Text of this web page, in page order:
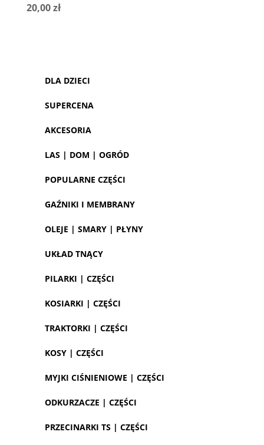
20,00zł
DLA DZIECI
SUPERCENA
AKCESORIA
LAS | DOM | OGRÓD
POPULARNE CZĘŚCI
GAŹNIKI I MEMBRANY
OLEJE | SMARY | PŁYNY
UKŁAD TNĄCY
PILARKI | CZĘŚCI
KOSIARKI | CZĘŚCI
TRAKTORKI | CZĘŚCI
KOSY | CZĘŚCI
MYJKI CIŚNIENIOWE | CZĘŚCI
ODKURZACZE | CZĘŚCI
PRZECINARKI TS | CZĘŚCI